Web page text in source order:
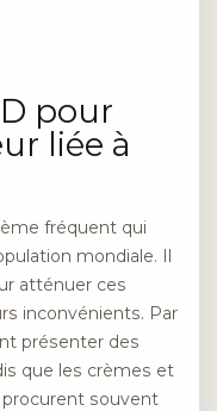
pour
liée à
fréquent qui
mondiale. Il
atténuer ces
inconvénients. Par
présenter des
que les crèmes et
souvent